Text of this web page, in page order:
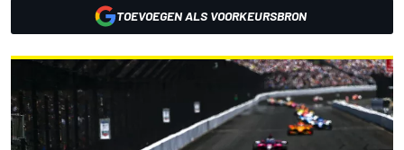
TOEVOEGEN ALS VOORKEURSBRON